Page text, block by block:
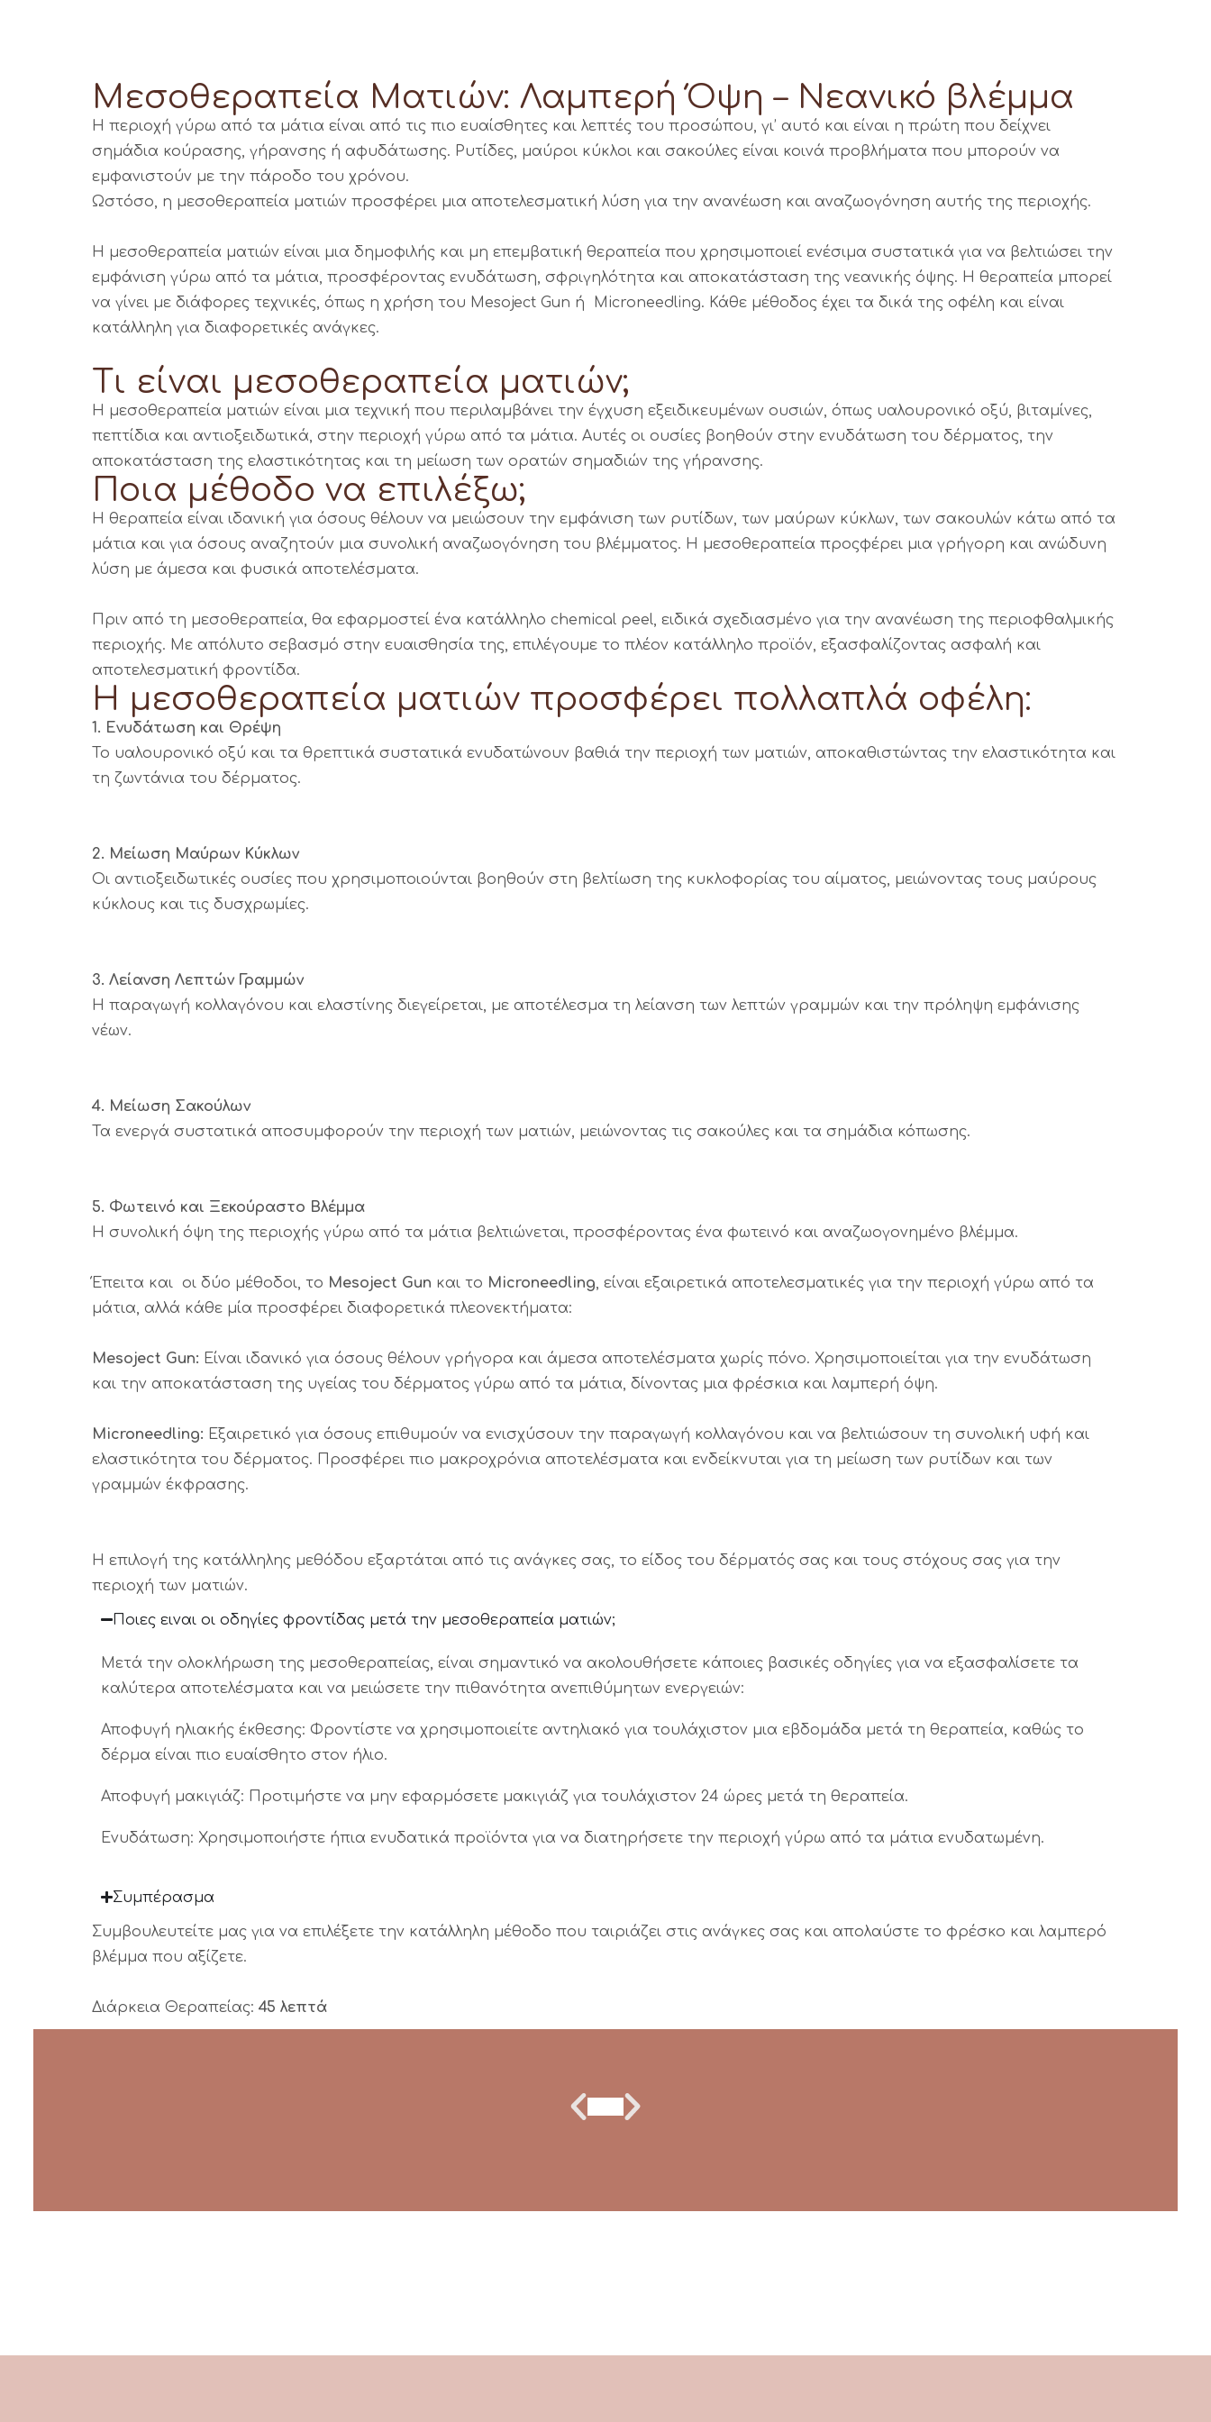
Μεσοθεραπεία Ματιών: Λαμπερή Όψη – Νεανικό βλέμμα
Η περιοχή γύρω από τα μάτια είναι από τις πιο ευαίσθητες και λεπτές του προσώπου, γι’ αυτό και είναι η πρώτη που δείχνει
σημάδια κούρασης, γήρανσης ή αφυδάτωσης. Ρυτίδες, μαύροι κύκλοι και σακούλες είναι κοινά προβλήματα που μπορούν να
εμφανιστούν με την πάροδο του χρόνου.
Ωστόσο, η μεσοθεραπεία ματιών προσφέρει μια αποτελεσματική λύση για την ανανέωση και αναζωογόνηση αυτής της περιοχής.
Η μεσοθεραπεία ματιών είναι μια δημοφιλής και μη επεμβατική θεραπεία που χρησιμοποιεί ενέσιμα συστατικά για να βελτιώσει την
εμφάνιση γύρω από τα μάτια, προσφέροντας ενυδάτωση, σφριγηλότητα και αποκατάσταση της νεανικής όψης. Η θεραπεία μπορεί
να γίνει με διάφορες τεχνικές, όπως η χρήση του Mesoject Gun ή Microneedling. Κάθε μέθοδος έχει τα δικά της οφέλη και είναι
κατάλληλη για διαφορετικές ανάγκες.
Τι είναι μεσοθεραπεία ματιών;
Η μεσοθεραπεία ματιών είναι μια τεχνική που περιλαμβάνει την έγχυση εξειδικευμένων ουσιών, όπως υαλουρονικό οξύ, βιταμίνες,
πεπτίδια και αντιοξειδωτικά, στην περιοχή γύρω από τα μάτια. Αυτές οι ουσίες βοηθούν στην ενυδάτωση του δέρματος, την
αποκατάσταση της ελαστικότητας και τη μείωση των ορατών σημαδιών της γήρανσης.
Ποια μέθοδο να επιλέξω;
Η θεραπεία είναι ιδανική για όσους θέλουν να μειώσουν την εμφάνιση των ρυτίδων, των μαύρων κύκλων, των σακουλών κάτω από τα
μάτια και για όσους αναζητούν μια συνολική αναζωογόνηση του βλέμματος. Η μεσοθεραπεία προςφέρει μια γρήγορη και ανώδυνη
λύση με άμεσα και φυσικά αποτελέσματα.
Πριν από τη μεσοθεραπεία, θα εφαρμοστεί ένα κατάλληλο chemical peel, ειδικά σχεδιασμένο για την ανανέωση της περιοφθαλμικής
περιοχής. Με απόλυτο σεβασμό στην ευαισθησία της, επιλέγουμε το πλέον κατάλληλο προϊόν, εξασφαλίζοντας ασφαλή και
αποτελεσματική φροντίδα.
Η μεσοθεραπεία ματιών προσφέρει πολλαπλά οφέλη:
1. Ενυδάτωση και Θρέψη
Το υαλουρονικό οξύ και τα θρεπτικά συστατικά ενυδατώνουν βαθιά την περιοχή των ματιών, αποκαθιστώντας την ελαστικότητα και
τη ζωντάνια του δέρματος.
2. Μείωση Μαύρων Κύκλων
Οι αντιοξειδωτικές ουσίες που χρησιμοποιούνται βοηθούν στη βελτίωση της κυκλοφορίας του αίματος, μειώνοντας τους μαύρους
κύκλους και τις δυσχρωμίες.
3. Λείανση Λεπτών Γραμμών
Η παραγωγή κολλαγόνου και ελαστίνης διεγείρεται, με αποτέλεσμα τη λείανση των λεπτών γραμμών και την πρόληψη εμφάνισης
νέων.
4. Μείωση Σακούλων
Τα ενεργά συστατικά αποσυμφορούν την περιοχή των ματιών, μειώνοντας τις σακούλες και τα σημάδια κόπωσης.
5. Φωτεινό και Ξεκούραστο Βλέμμα
Η συνολική όψη της περιοχής γύρω από τα μάτια βελτιώνεται, προσφέροντας ένα φωτεινό και αναζωογονημένο βλέμμα.
Έπειτα και οι δύο μέθοδοι, το Mesoject Gun και το Microneedling, είναι εξαιρετικά αποτελεσματικές για την περιοχή γύρω από τα
μάτια, αλλά κάθε μία προσφέρει διαφορετικά πλεονεκτήματα:
Mesoject Gun: Είναι ιδανικό για όσους θέλουν γρήγορα και άμεσα αποτελέσματα χωρίς πόνο. Χρησιμοποιείται για την ενυδάτωση
και την αποκατάσταση της υγείας του δέρματος γύρω από τα μάτια, δίνοντας μια φρέσκια και λαμπερή όψη.
Microneedling: Εξαιρετικό για όσους επιθυμούν να ενισχύσουν την παραγωγή κολλαγόνου και να βελτιώσουν τη συνολική υφή και
ελαστικότητα του δέρματος. Προσφέρει πιο μακροχρόνια αποτελέσματα και ενδείκνυται για τη μείωση των ρυτίδων και των
γραμμών έκφρασης.
Η επιλογή της κατάλληλης μεθόδου εξαρτάται από τις ανάγκες σας, το είδος του δέρματός σας και τους στόχους σας για την
περιοχή των ματιών.
Ποιες ειναι οι οδηγίες φροντίδας μετά την μεσοθεραπεία ματιών;
Μετά την ολοκλήρωση της μεσοθεραπείας, είναι σημαντικό να ακολουθήσετε κάποιες βασικές οδηγίες για να εξασφαλίσετε τα
καλύτερα αποτελέσματα και να μειώσετε την πιθανότητα ανεπιθύμητων ενεργειών:
Αποφυγή ηλιακής έκθεσης: Φροντίστε να χρησιμοποιείτε αντηλιακό για τουλάχιστον μια εβδομάδα μετά τη θεραπεία, καθώς το
δέρμα είναι πιο ευαίσθητο στον ήλιο.
Αποφυγή μακιγιάζ: Προτιμήστε να μην εφαρμόσετε μακιγιάζ για τουλάχιστον 24 ώρες μετά τη θεραπεία.
Ενυδάτωση: Χρησιμοποιήστε ήπια ενυδατικά προϊόντα για να διατηρήσετε την περιοχή γύρω από τα μάτια ενυδατωμένη.
Συμπέρασμα
Συμβουλευτείτε μας για να επιλέξετε την κατάλληλη μέθοδο που ταιριάζει στις ανάγκες σας και απολαύστε το φρέσκο και λαμπερό
βλέμμα που αξίζετε.
Διάρκεια Θεραπείας: 45 λεπτά